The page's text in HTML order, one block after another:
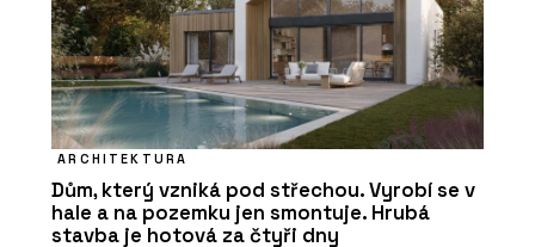
ARCHITEKTURA
Dům, který vzniká pod střechou. Vyrobí se v
hale a na pozemku jen smontuje. Hrubá
stavba je hotová za čtyři dny